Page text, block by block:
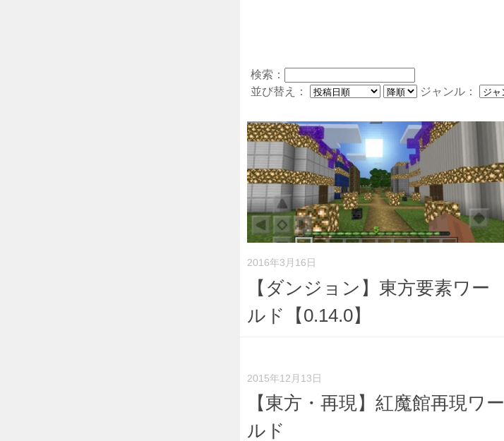
検索：
並び替え：
ジャンル：
2016年3月16日
【ダンジョン】東方要素ワー
ルド【0.14.0】
2015年12月13日
【東方・再現】紅魔館再現ワー
ルド